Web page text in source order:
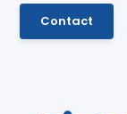
Contact